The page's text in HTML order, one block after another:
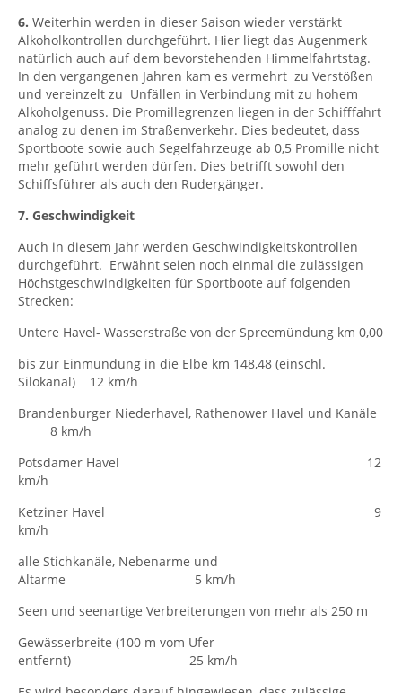
6. Weiterhin werden in dieser Saison wieder verstärkt
Alkoholkontrollen durchgeführt. Hier liegt das Augenmerk
natürlich auch auf dem bevorstehenden Himmelfahrtstag.
In den vergangenen Jahren kam es vermehrt zu Verstößen
und vereinzelt zu Unfällen in Verbindung mit zu hohem
Alkoholgenuss. Die Promillegrenzen liegen in der Schifffahrt
analog zu denen im Straßenverkehr. Dies bedeutet, dass
Sportboote sowie auch Segelfahrzeuge ab 0,5 Promille nicht
mehr geführt werden dürfen. Dies betrifft sowohl den
Schiffsführer als auch den Rudergänger.
7. Geschwindigkeit
Auch in diesem Jahr werden Geschwindigkeitskontrollen
durchgeführt. Erwähnt seien noch einmal die zulässigen
Höchstgeschwindigkeiten für Sportboote auf folgenden
Strecken:
Untere Havel- Wasserstraße von der Spreemündung km 0,00
bis zur Einmündung in die Elbe km 148,48 (einschl.
Silokanal) 12 km/h
Brandenburger Niederhavel, Rathenower Havel und Kanäle
8 km/h
Potsdamer Havel 12
km/h
Ketziner Havel 9
km/h
alle Stichkanäle, Nebenarme und
Altarme 5 km/h
Seen und seenartige Verbreiterungen von mehr als 250 m
Gewässerbreite (100 m vom Ufer
entfernt) 25 km/h